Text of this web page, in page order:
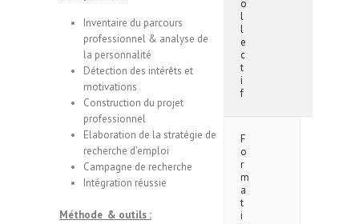
Inventaire du parcours
professionnel & analyse de
la personnalité
Détection des intérêts et
motivations
Construction du projet
professionnel
Elaboration de la stratégie de
recherche d’emploi
Campagne de recherche
Intégration réussie
Méthode & outils :
o
l
l
e
c
t
i
f
F
o
r
m
a
t
i